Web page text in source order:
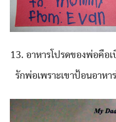
13. อาหารโปรดของพ่อคือ
รักพ่อเพราะเขาป้อนอาห